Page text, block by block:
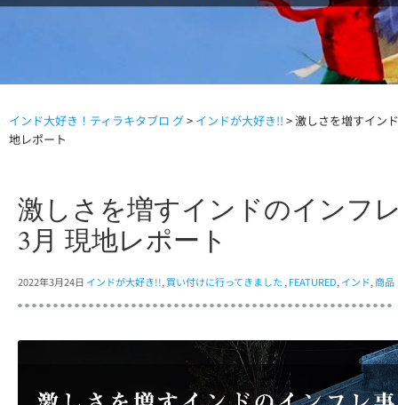
駱駝通信バックナンバー
インド大好き！ティラキタブロ グ> インドが大好き!! >激しさを増すイン
地レポート
激しさを増すインドのインフ
3月 現地レポート
2022年3月24日 インドが大好き!!, 買い付けに行ってきました , FEATURED, インド,商品